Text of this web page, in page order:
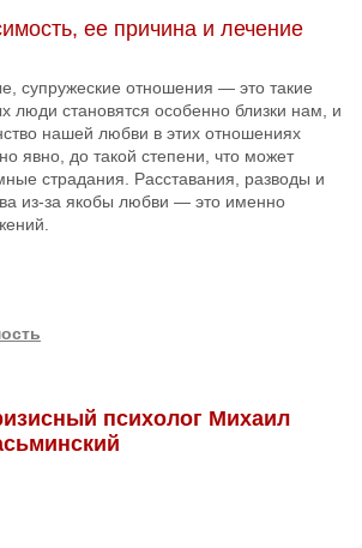
ее причина и лечение
супружеские отношения — это такие
люди становятся особенно близки нам, и
нашей любви в этих отношениях
явно, до такой степени, что может
страдания. Расставания, разводы и
из-за якобы любви — это именно
психолог Михаил